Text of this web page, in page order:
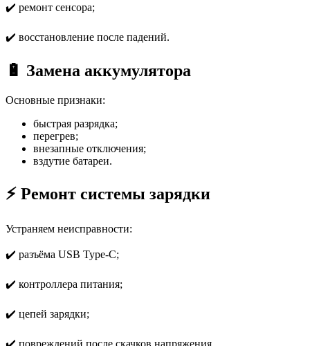
✔️ ремонт сенсора;
✔️ восстановление после падений.
🔋 Замена аккумулятора
Основные признаки:
быстрая разрядка;
перегрев;
внезапные отключения;
вздутие батареи.
⚡ Ремонт системы зарядки
Устраняем неисправности:
✔️ разъёма USB Type-C;
✔️ контроллера питания;
✔️ цепей зарядки;